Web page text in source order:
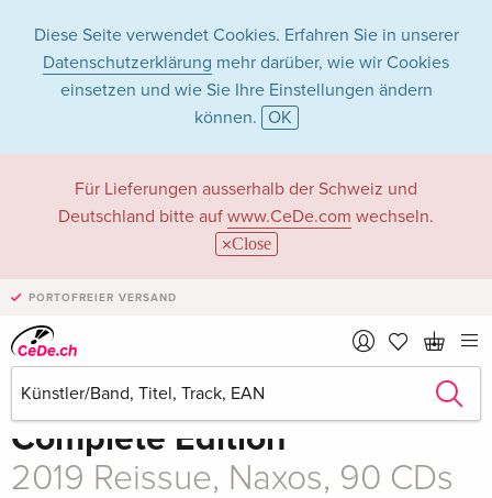
Diese Seite verwendet Cookies. Erfahren Sie in unserer
Datenschutzerklärung mehr darüber, wie wir Cookies
einsetzen und wie Sie Ihre Einstellungen ändern
können. OK
Für Lieferungen ausserhalb der Schweiz und
Deutschland bitte auf www.CeDe.com wechseln.
Close
PORTOFREIER VERSAND
CHF 260.50
Ludwig van Beethoven (1770-
1827)
Complete Edition
2019 Reissue, Naxos, 90 CDs